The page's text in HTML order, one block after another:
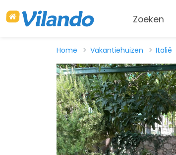
Zoeken
Home Vakantiehuizen Italië